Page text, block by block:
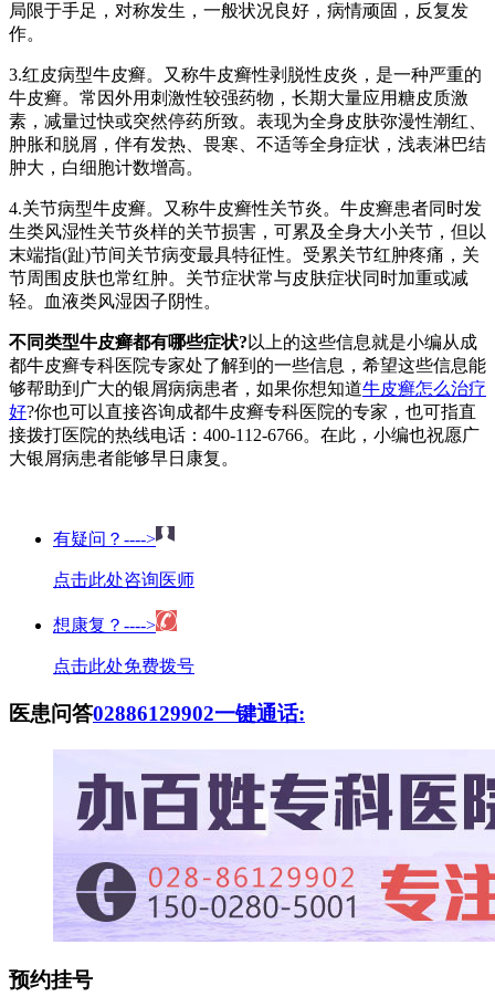
局限于手足，对称发生，一般状况良好，病情顽固，反复发
作。
3.红皮病型牛皮癣。又称牛皮癣性剥脱性皮炎，是一种严重的
牛皮癣。常因外用刺激性较强药物，长期大量应用糖皮质激
素，减量过快或突然停药所致。表现为全身皮肤弥漫性潮红、
肿胀和脱屑，伴有发热、畏寒、不适等全身症状，浅表淋巴结
肿大，白细胞计数增高。
4.关节病型牛皮癣。又称牛皮癣性关节炎。牛皮癣患者同时发
生类风湿性关节炎样的关节损害，可累及全身大小关节，但以
末端指(趾)节间关节病变最具特征性。受累关节红肿疼痛，关
节周围皮肤也常红肿。关节症状常与皮肤症状同时加重或减
轻。血液类风湿因子阴性。
不同类型牛皮癣都有哪些症状? 以上的这些信息就是小编从成
都牛皮癣专科医院专家处了解到的一些信息，希望这些信息能
够帮助到广大的银屑病病患者，如果你想知道牛皮癣怎么治疗
好?你也可以直接咨询成都牛皮癣专科医院的专家，也可指直
接拨打医院的热线电话：400-112-6766。在此，小编也祝愿广
大银屑病患者能够早日康复。
有疑问？---->
点击此处咨询医师
想康复？---->
点击此处免费拨号
医患问答02886129902一键通话:
预约挂号